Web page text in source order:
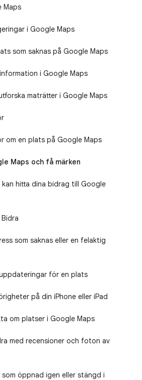
Maps
i Google Maps
som saknas på Google Maps
i Google Maps
maträtter i Google Maps
om en plats på Google Maps
Maps och få märken
kan hitta dina bidrag till Google
som saknas eller en felaktig
för en plats
på din iPhone eller iPad
om platser i Google Maps
med recensioner och foton av
som öppnad igen eller stängd i